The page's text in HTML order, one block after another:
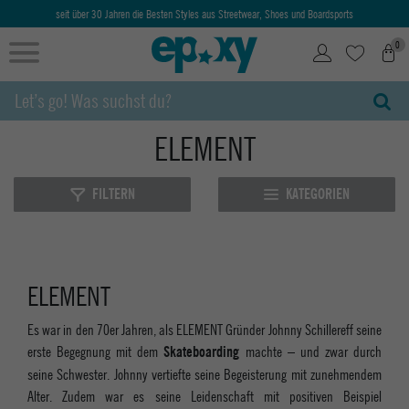
seit über 30 Jahren die Besten Styles aus Streetwear, Shoes und Boardsports
0
ELEMENT
FILTERN KATEGORIEN
ELEMENT
Es war in den 70er Jahren, als ELEMENT Gründer Johnny Schillereff seine
erste Begegnung mit demSkateboarding machte – und zwar durch
seine Schwester. Johnny vertiefte seine Begeisterung mit zunehmendem
Alter. Zudem war es seine Leidenschaft mit positiven Beispiel